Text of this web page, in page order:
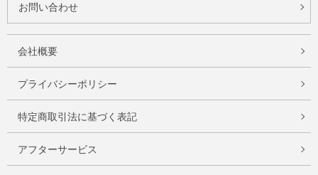
お問い合わせ
会社概要
プライバシーポリシー
特定商取引法に基づく表記
アフターサービス